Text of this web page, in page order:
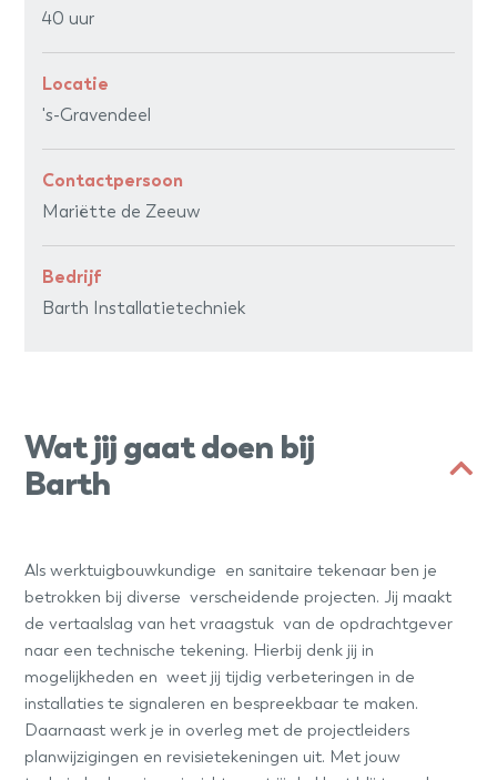
40 uur
Locatie
's-Gravendeel
Contactpersoon
Mariëtte de Zeeuw
Bedrijf
Barth Installatietechniek
Wat jij gaat doen bij
Barth
Als werktuigbouwkundige en sanitaire tekenaar ben je
betrokken bij diverse verscheidende projecten. Jij maakt
de vertaalslag van het vraagstuk van de opdrachtgever
naar een technische tekening. Hierbij denk jij in
mogelijkheden en weet jij tijdig verbeteringen in de
installaties te signaleren en bespreekbaar te maken.
Daarnaast werk je in overleg met de projectleiders
planwijzigingen en revisietekeningen uit. Met jouw